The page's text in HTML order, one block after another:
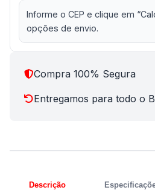
Informe o CEP e clique em
opções de envio.
Compra 100% Segura
Entregamos para todo o
Descrição